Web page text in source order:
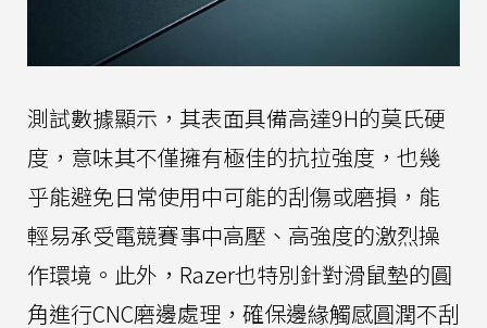
測試數據顯示，其表面具備高達9H的莫氏硬
度，意味其不僅擁有極佳的抗拉強度，也幾
乎能避免日常使用中可能的刮傷或磨損，能
輕易承受電競賽事中高壓、高強度的激烈操
作環境。此外，Razer也特別針對滑鼠墊的圓
角進行CNC磨邊處理，確保邊緣觸感圓潤不刮